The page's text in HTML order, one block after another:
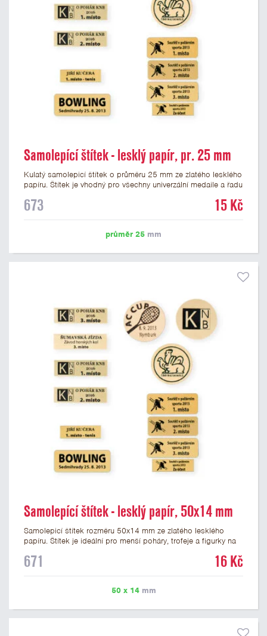
Samolepící štítek - lesklý papír, pr. 25 mm
Kulatý samolepicí štítek o průměru 25 mm ze zlatého lesklého
papíru. Štítek je vhodný pro všechny univerzální medaile a řadu
mm. Na štítek je možné vytisknout logo nebo text dle vašeho
673 15 Kč
průměr 25 mm
Samolepící štítek - lesklý papír, 50x14 mm
Samolepicí štítek rozměru 50x14 mm ze zlatého lesklého
papíru. Štítek je ideální pro menší poháry, trofeje a figurky na
libovolné logo nebo text. U textu doporučujeme maximálně 3
prvním kroku objednávky.
671 16 Kč
50 x 14mm